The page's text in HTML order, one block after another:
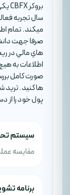
ميکند. تمام
صرفا جهت
هاي مالي در
اطلاعات به
صورت کامل
ها کنيد.
پول خود را
سیستم
مقایسه
برنامه